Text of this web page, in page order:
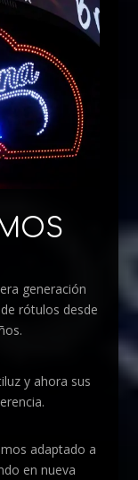
generación
rótulos desde
y ahora sus
adaptado a
en nueva